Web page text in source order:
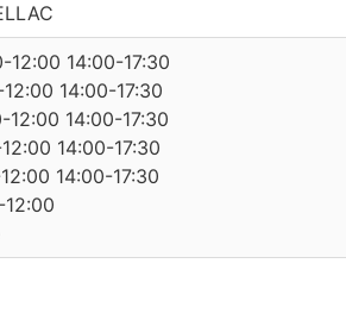
12:00 14:00-17:30
14:00-17:30
12:00 14:00-17:30
14:00-17:30
14:00-17:30